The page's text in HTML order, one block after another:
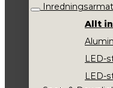
Allt
LED-
LED-